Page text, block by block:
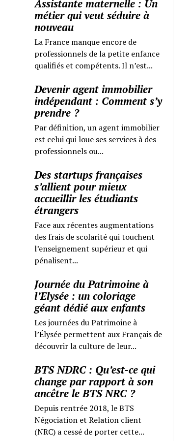
Assistante maternelle : Un
métier qui veut séduire à
nouveau
La France manque encore de
professionnels de la petite enfance
qualifiés et compétents. Il n’est...
Devenir agent immobilier
indépendant : Comment s’y
prendre ?
Par définition, un agent immobilier
est celui qui loue ses services à des
professionnels ou...
Des startups françaises
s’allient pour mieux
accueillir les étudiants
étrangers
Face aux récentes augmentations
des frais de scolarité qui touchent
l’enseignement supérieur et qui
pénalisent...
Journée du Patrimoine à
l’Elysée : un coloriage
géant dédié aux enfants
Les journées du Patrimoine à
l’Élysée permettent aux Français de
découvrir la culture de leur...
BTS NDRC : Qu’est-ce qui
change par rapport à son
ancêtre le BTS NRC ?
Depuis rentrée 2018, le BTS
Négociation et Relation client
(NRC) a cessé de porter cette...